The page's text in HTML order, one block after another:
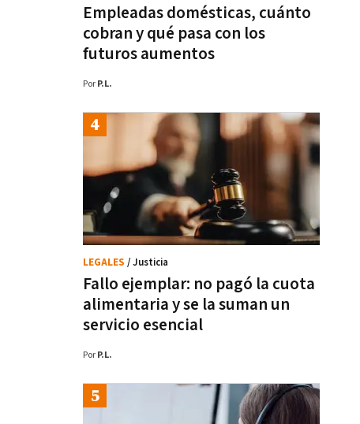
Empleadas domésticas, cuánto
cobran y qué pasa con los
futuros aumentos
Por P.L.
Fallo ejemplar: no pagó la cuota
alimentaria y se la suman un
servicio esencial
LEGALES / Justicia
Por P.L.